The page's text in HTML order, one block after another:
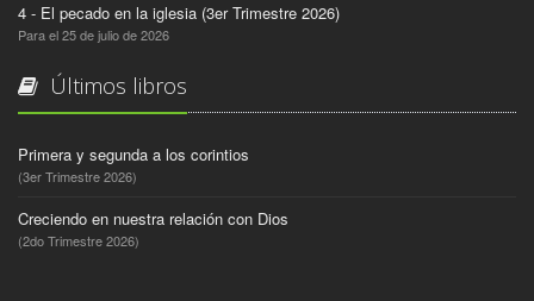
4 - El pecado en la iglesia (3er Trimestre 2026)
Para el 25 de julio de 2026
Últimos libros
Primera y segunda a los corintios
(3er Trimestre 2026)
Creciendo en nuestra relación con Dios
(2do Trimestre 2026)